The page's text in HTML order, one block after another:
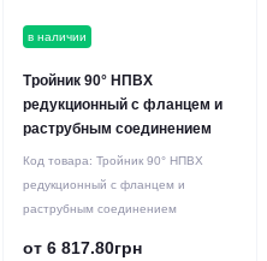
в наличии
Тройник 90° НПВХ
редукционный с фланцем и
раструбным соединением
Код товара: Тройник 90° НПВХ
редукционный с фланцем и
раструбным соединением
от 6 817.80грн